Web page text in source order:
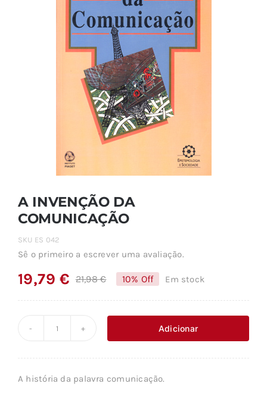
A INVENÇÃO DA
COMUNICAÇÃO
SKU ES 042
Sê o primeiro a escrever uma avaliação.
21,98€O
original
era:
19,79€
O
é:
10% Off Em stock
INVENÇÃO
Adicionar
A história da palavra comunicação.